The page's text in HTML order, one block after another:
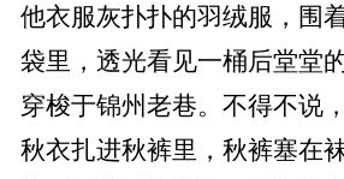
他衣服灰扑扑的羽绒服，围
袋里，透光看见一桶后堂堂
穿梭于锦州老巷。不得不说
秋衣扎进秋裤里，秋裤塞在